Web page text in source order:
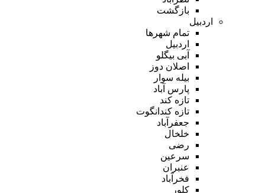
بازگشت
اردبیل
تمام شهر‌ها
اردبیل
آبی بیگلو
اصلان دوز
بیله سوار
پارس آباد
تازه کند
تازه کندانگوت
جعفرآباد
خلخال
رضی
سرعین
عنبران
فخرآباد
کلور